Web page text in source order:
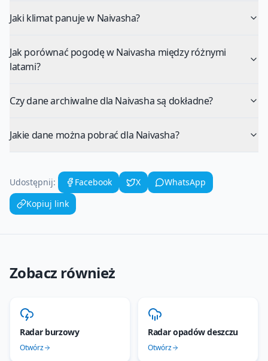
Jaki klimat panuje w Naivasha?
Jak porównać pogodę w Naivasha między różnymi
latami?
Czy dane archiwalne dla Naivasha są dokładne?
Jakie dane można pobrać dla Naivasha?
Udostępnij: Facebook X
WhatsApp
Kopiuj link
Zobacz również
Radar burzowy
Otwórz
Radar opadów deszczu
Otwórz